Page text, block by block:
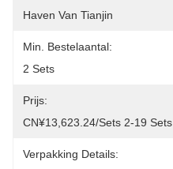
Haven Van Tianjin
Min. Bestelaantal:
2 Sets
Prijs:
CN¥13,623.24/sets 2-19 Sets
Verpakking Details: